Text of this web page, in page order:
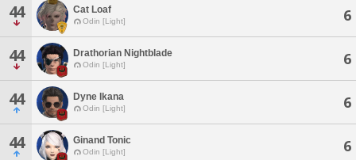
44 Cat Loaf
Odin [Light] 6
44 Drathorian Nightblade
Odin [Light] 6
44 Dyne Ikana
Odin [Light] 6
44 Ginand Tonic
Odin [Light] 6